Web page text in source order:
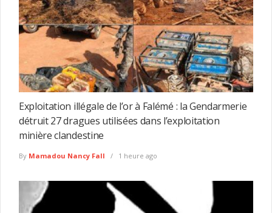
Exploitation illégale de l’or à Falémé : la Gendarmerie
détruit 27 dragues utilisées dans l’exploitation
minière clandestine
By Mamadou Nancy Fall 1 heure ago